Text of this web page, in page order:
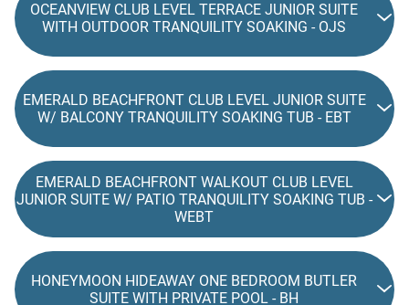
OCEANVIEW CLUB LEVEL TERRACE JUNIOR SUITE
WITH OUTDOOR TRANQUILITY SOAKING - OJS
EMERALD BEACHFRONT CLUB LEVEL JUNIOR SUITE
W/ BALCONY TRANQUILITY SOAKING TUB - EBT
EMERALD BEACHFRONT WALKOUT CLUB LEVEL
JUNIOR SUITE W/ PATIO TRANQUILITY SOAKING TUB -
WEBT
HONEYMOON HIDEAWAY ONE BEDROOM BUTLER
SUITE WITH PRIVATE POOL - BH